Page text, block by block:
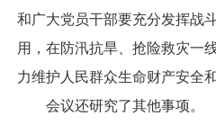
和广大党员干部要充分发挥战
用，在防汛抗旱、抢险救灾一
力维护人民群众生命财产安全
会议还研究了其他事项。